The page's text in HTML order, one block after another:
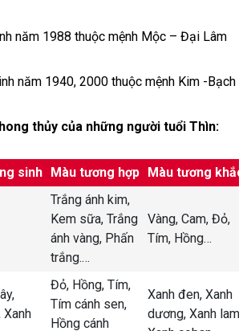
năm 1988 thuộc mệnh Mộc – Đại Lâm
năm 1940, 2000 thuộc mệnh Kim -Bạch
thủy của những người tuổi Thìn:
sinh Màu tương hợp Màu tương khắc
Trắng ánh kim,
Kem sữa, Trắng
ánh vàng, Phấn
trắng.…
Vàng, Cam, Đỏ,
Tím, Hồng…
Xanh
Đỏ, Hồng, Tím,
Tím cánh sen,
Hồng cánh
Xanh đen, Xanh
dương, Xanh lam,